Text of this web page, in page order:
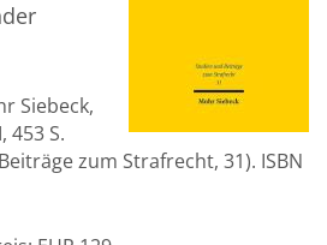
Siebeck,
453 S.
zum Strafrecht, 31). ISBN